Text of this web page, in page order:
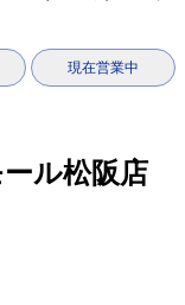
現在営業中
ル松阪店